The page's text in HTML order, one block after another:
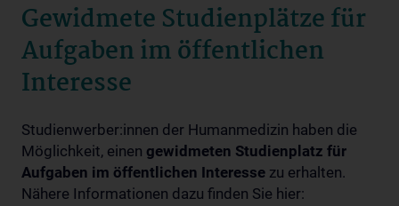
Gewidmete Studienplätze für
Aufgaben im öffentlichen
Interesse
Studienwerber:innen der Humanmedizin haben die
Möglichkeit, einen gewidmeten Studienplatz für
Aufgaben im öffentlichen Interesse zu erhalten.
Nähere Informationen dazu finden Sie hier: